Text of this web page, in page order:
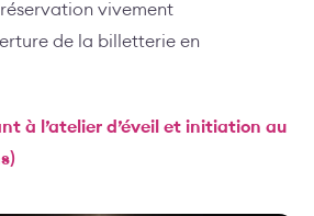
vivement
de la billetterie en
à l’atelier d’éveil et initiation au